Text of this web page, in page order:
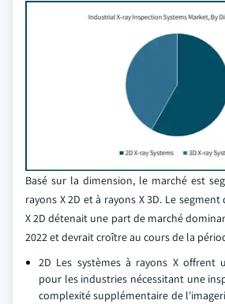
Basé sur la dimension, le marché est
rayons X 2D et à rayons X 3D. Le
X 2D détenait une part de marché
2022 et devrait croître au cours de la
2D Les systèmes à rayons X offrent
pour les industries nécessitant une
complexité supplémentaire de